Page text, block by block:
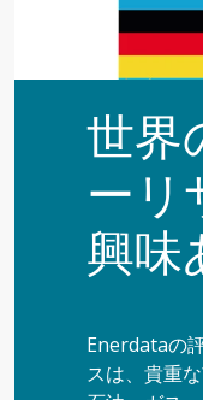
世界
ーリ
興味
Enerdataの
スは、貴重